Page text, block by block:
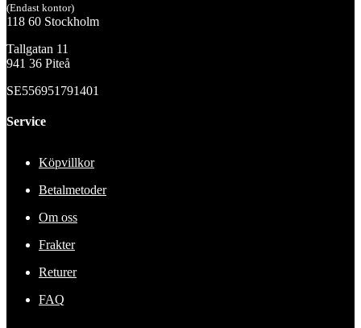
(Endast kontor)
118 60 Stockholm
Tallgatan 11
941 36 Piteå
SE556951791401
Service
Köpvillkor
Betalmetoder
Om oss
Frakter
Returer
FAQ